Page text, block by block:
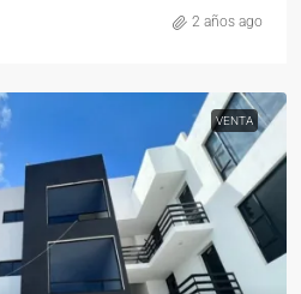
2 años ago
VENTA